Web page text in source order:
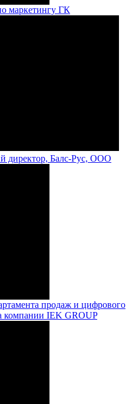
маркетингу ГК
директор, Балс-Рус, ООО
продаж и цифрового
компании IEK GROUP